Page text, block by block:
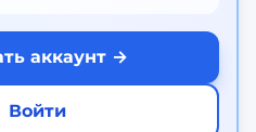
аккаунт →
Войти